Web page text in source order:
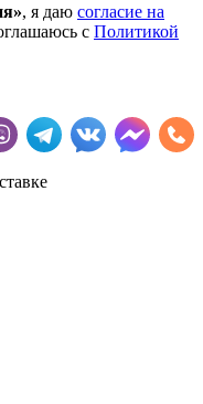
, я даю согласие на
с Политикой